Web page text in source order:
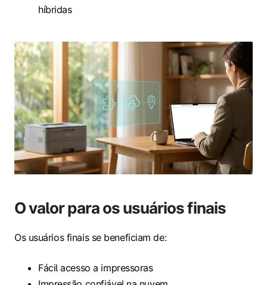
híbridas
O valor para os usuários finais
Os usuários finais se beneficiam de:
Fácil acesso a impressoras